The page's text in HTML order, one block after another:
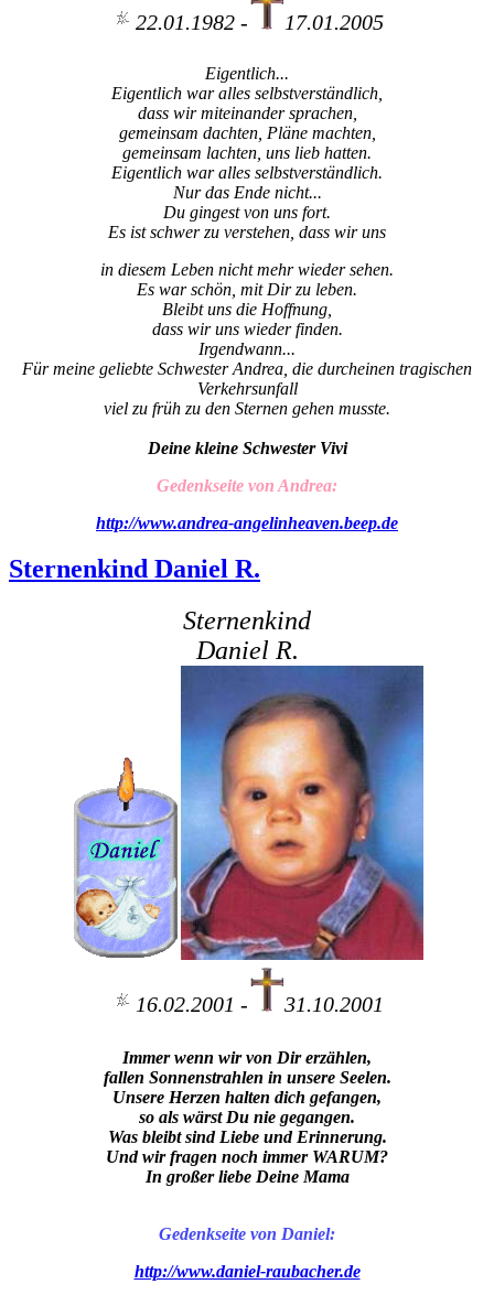
22.01.1982 - 17.01.2005
Eigentlich...
Eigentlich war alles selbstverständlich,
dass wir miteinander sprachen,
gemeinsam dachten, Pläne machten,
gemeinsam lachten, uns lieb hatten.
Eigentlich war alles selbstverständlich.
Nur das Ende nicht...
Du gingest von uns fort.
Es ist schwer zu verstehen, dass wir uns
in diesem Leben nicht mehr wieder sehen.
Es war schön, mit Dir zu leben.
Bleibt uns die Hoffnung,
dass wir uns wieder finden.
Irgendwann...
Für meine geliebte Schwester Andrea, die durcheinen tragischen
Verkehrsunfall
viel zu früh zu den Sternen gehen musste.
Deine kleine Schwester Vivi
Gedenkseite von Andrea:
http://www.andrea-angelinheaven.beep.de
Sternenkind Daniel R.
Sternenkind
Daniel R.
16.02.2001 - 31.10.2001
Immer wenn wir von Dir erzählen,
fallen Sonnenstrahlen in unsere Seelen.
Unsere Herzen halten dich gefangen,
so als wärst Du nie gegangen.
Was bleibt sind Liebe und Erinnerung.
Und wir fragen noch immer WARUM?
In großer liebe Deine Mama
Gedenkseite von Daniel:
http://www.daniel-raubacher.de